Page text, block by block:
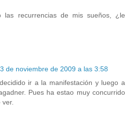
las recurrencias de mis sueños, ¿le
de noviembre de 2009 a las 3:58
ir a la manifestación y luego a
Pues ha estao muy concurrido